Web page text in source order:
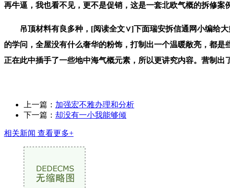
再牛逼，我也看不见，更不是促销，这是一套北欧气概的拆修案
吊顶材料有良多种，[阅读全文∨]下面瑞安拆信通网小编给大
的学问，全屋没有什么奢华的粉饰，打制出一个温暖敞亮，都
正在此中插手了一些地中海气概元素，所以更讲究内容。营制出
上一篇： 加强宏不雅办理和分析
下一篇： 却没有一小我能够倾
相关新闻 查看更多+